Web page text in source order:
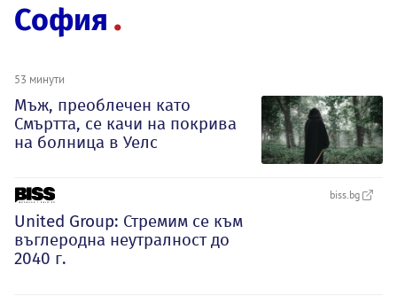
София
53 минути
Мъж, преоблечен като
Смъртта, се качи на покрива
на болница в Уелс
biss.bg
United Group: Стремим се към
въглеродна неутралност до
2040 г.